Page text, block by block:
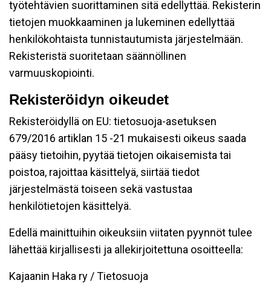
työtehtävien suorittaminen sitä edellyttää. Rekisterin
tietojen muokkaaminen ja lukeminen edellyttää
henkilökohtaista tunnistautumista järjestelmään.
Rekisteristä suoritetaan säännöllinen
varmuuskopiointi.
Rekisteröidyn oikeudet
Rekisteröidyllä on EU: tietosuoja-asetuksen
679/2016 artiklan 15 -21 mukaisesti oikeus saada
pääsy tietoihin, pyytää tietojen oikaisemista tai
poistoa, rajoittaa käsittelyä, siirtää tiedot
järjestelmästä toiseen sekä vastustaa
henkilötietojen käsittelyä.
Edellä mainittuihin oikeuksiin viitaten pyynnöt tulee
lähettää kirjallisesti ja allekirjoitettuna osoitteella:
Kajaanin Haka ry / Tietosuoja